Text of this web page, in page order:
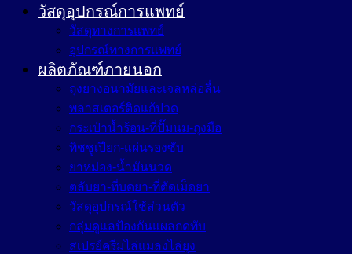
วัสดุอุปกรณ์การแพทย์
วัสดุทางการแพทย์
อุปกรณ์ทางการแพทย์
ผลิตภัณฑ์ภายนอก
ถุงยางอนามัยและเจลหล่อลื่น
พลาสเตอร์ติดแก้ปวด
กระเป๋าน้ำร้อน-ที่ปั๊มนม-ถุงมือ
ทิชชูเปียก-แผ่นรองซับ
ยาหม่อง-น้ำมันนวด
ตลับยา-ที่บดยา-ที่ตัดเม็ดยา
วัสดุอุปกรณ์ใช้ส่วนตัว
กลุ่มดูแลป้องกันแผลกดทับ
สเปรย์ครีมไล่แมลงไล่ยุง